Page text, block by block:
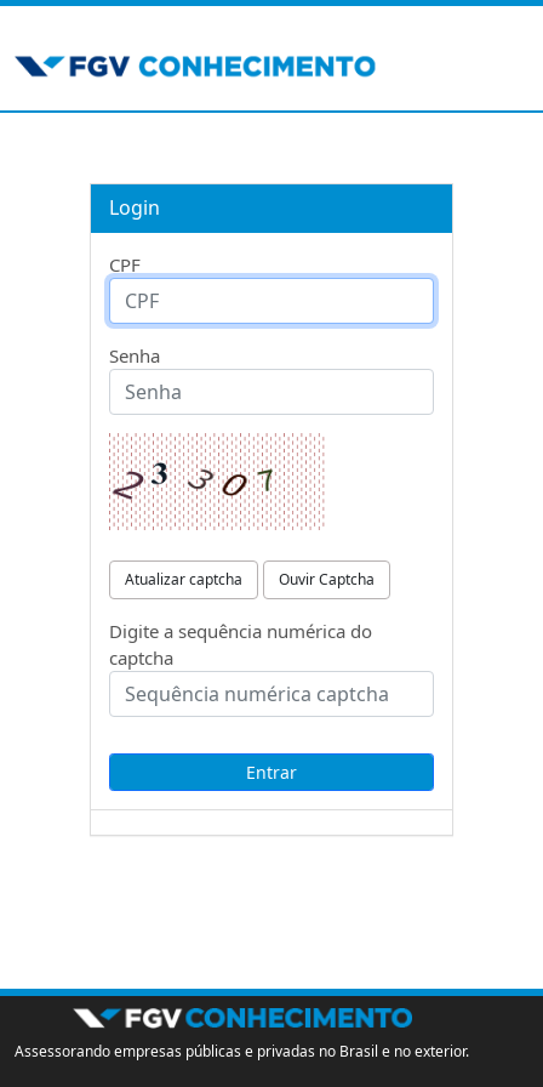
Login
CPF
Senha
Atualizar captcha Ouvir Captcha
Digite a sequência numérica do
captcha
Assessorando empresas públicas e privadas no Brasil e no exterior.